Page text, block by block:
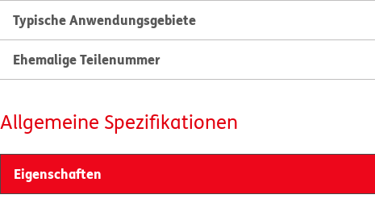
Typische Anwendungsgebiete
Ehemalige Teilenummer
Allgemeine Spezifikationen
Eigenschaften